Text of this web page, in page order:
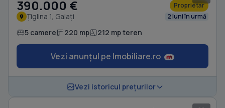
390.000 € Proprietar
Țiglina 1, Galați 2 luni în urmă
5 camere 220 mp 212 mp teren
Vezi anunțul pe Imobiliare.ro
Vezi istoricul prețurilor